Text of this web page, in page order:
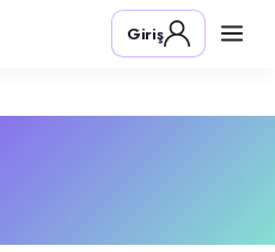
– Şirket Profili
operasyonları yürüten firmadır.
Giriş